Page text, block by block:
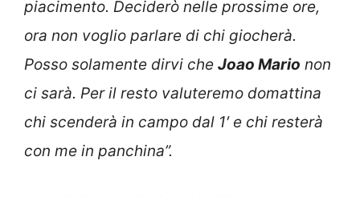
piacimento. Deciderò nelle prossime ore,
ora non voglio parlare di chi giocherà.
Posso solamente dirvi che Joao Mario non
ci sarà. Per il resto valuteremo domattina
chi scenderà in campo dal 1′ e chi resterà
con me in panchina”.